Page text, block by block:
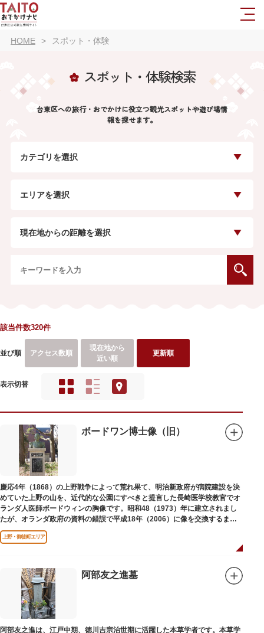
HOME スポット・体験
スポット・体験検索
台東区への旅行・おでかけに役立つ観光スポットや遊び場情
報を探せます。
カテゴリを選択
エリアを選択
現在地からの距離を選択
該当件数320件
並び順 アクセス数順
現在地から
近い順
更新順
表示切替
ボードワン博士像（旧）
慶応4年（1868）の上野戦争によって荒れ果て、明治新政府が病院建設を決
めていた上野の山を、近代的な公園にすべきと提言した長崎医学校教官でオ
ランダ人医師ボードウィンの胸像です。昭和48（1973）年に建立されまし
たが、オランダ政府の資料の錯誤で平成18年（2006）に像を交換するまで
は博士の弟の像でした。
上野・御徒町エリア
阿部友之進墓
阿部友之進は、江戸中期、徳川吉宗治世期に活躍した本草学者です。本草学